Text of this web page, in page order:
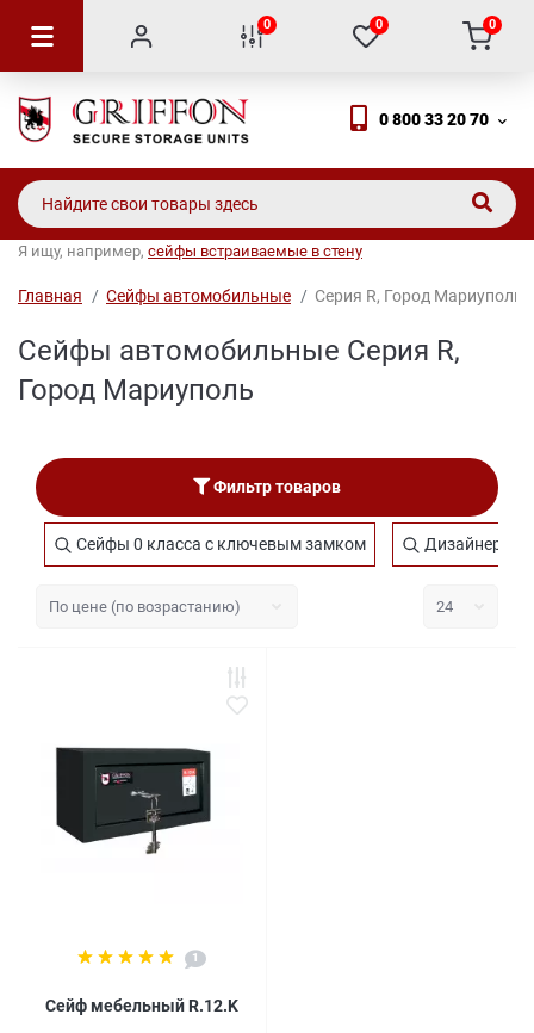
0 0 0
0 800 33 20 70
Я ищу, например, сейфы встраиваемые в стену
Главная Сейфы автомобильные Серия R, Город Мариуполь
Сейфы автомобильные Серия R,
Город Мариуполь
Фильтр товаров
Сейфы 0 класса с ключевым замком
1
Сейф мебельный R.12.K